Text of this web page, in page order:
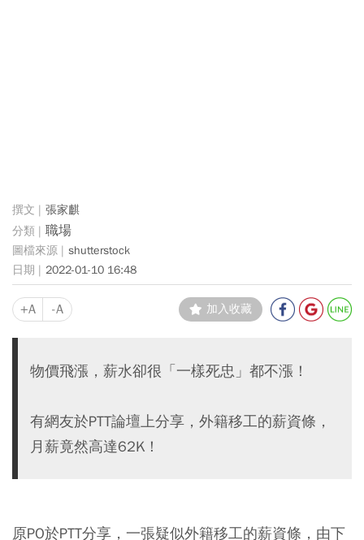
張家麒
職場
shutterstock
2022-01-10 16:48
+A -A 加入收藏
物價飛漲，薪水卻很「一樣死忠」都不漲！
有網友於PTT論壇上分享，外籍移工的薪資條，
月薪竟然高達62K！
原PO於PTT分享，一張疑似外籍移工的薪資條，由下